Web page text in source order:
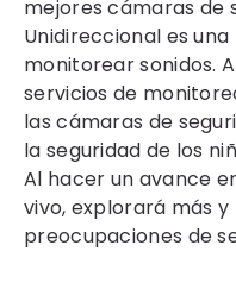
mejores cámaras de
Unidireccional es
monitorear sonidos.
servicios de
las cámaras de
la seguridad de los
Al hacer un avance
vivo, explorará más
preocupaciones de